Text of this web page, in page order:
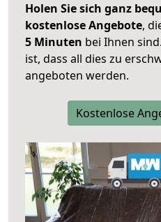
Holen Sie sich ganz
kostenlose Angebote,
5 Minuten bei Ihnen
ist, dass all dies zu
angeboten werden.
Kostenlose